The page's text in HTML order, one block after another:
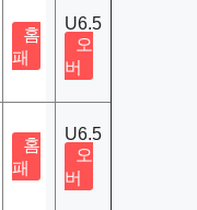
홈
패
U6.5
오
버
홈
패
U6.5
오
버